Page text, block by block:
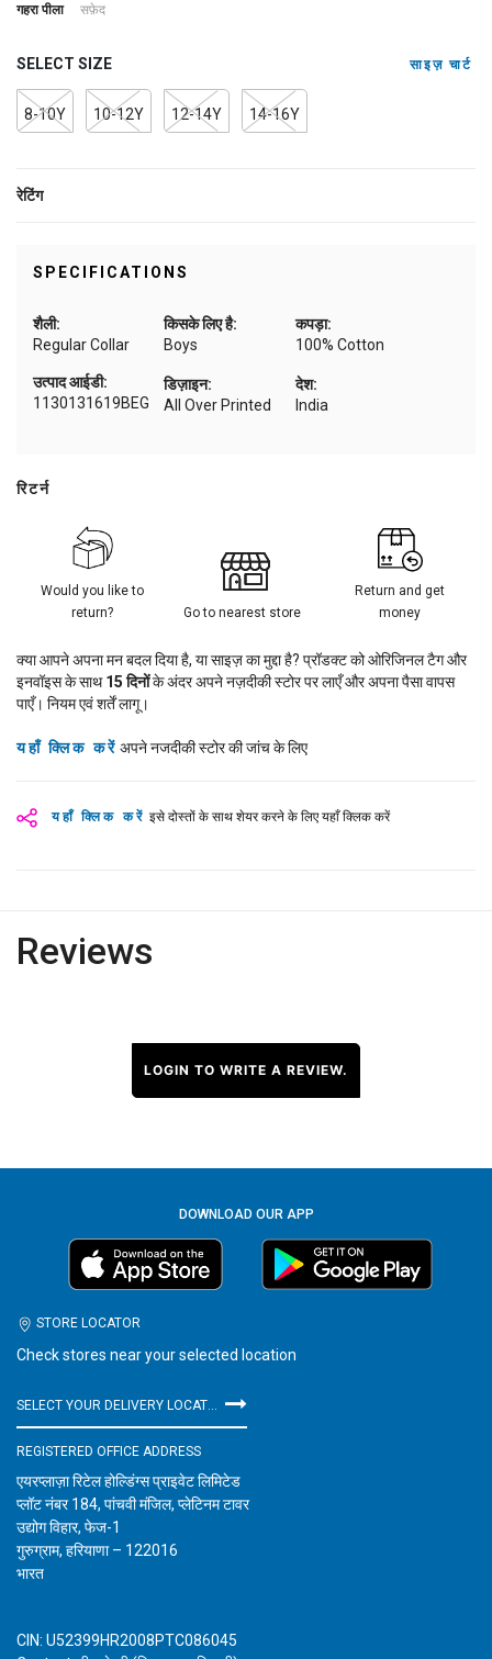
गहरा पीला सफ़ेद
SELECT SIZE साइज़ चार्ट
8-10Y 10-12Y 12-14Y 14-16Y
रेटिंग
SPECIFICATIONS
शैली:
Regular Collar
किसके लिए है:
Boys
कपड़ा:
100% Cotton
डिज़ाइन:
All Over Printed
देश:
India
उत्पाद आईडी:
1130131619BEG
यहाँ क्लिक करें इसे दोस्तों के साथ शेयर करने के लिए यहाँ क्लिक करें
रिटर्न
Would you like to
return?
Go to nearest store
Return and get
money
क्या आपने अपना मन बदल दिया है, या साइज़ का मुद्दा है? प्रॉडक्ट को ओरिजिनल टैग और
इनवॉइस के साथ15 दिनोंके अंदर अपने नज़दीकी स्टोर पर लाएँ और अपना पैसा वापस
पाएँ। नियम एवं शर्तें लागू।
यहाँ क्लिक करें अपने नजदीकी स्टोर की जांच के लिए
Reviews
LOGIN TO WRITE A REVIEW.
DOWNLOAD OUR APP
STORE LOCATOR
Check stores near your selected location
REGISTERED OFFICE ADDRESS
एयरप्लाज़ा रिटेल होल्डिंग्स प्राइवेट लिमिटेड
प्लॉट नंबर 184, पांचवी मंजिल, प्लेटिनम टावर
उद्योग विहार, फेज-1
गुरुग्राम, हरियाणा – 122016
भारत
CIN: U52399HR2008PTC086045